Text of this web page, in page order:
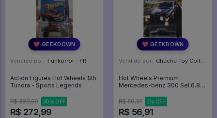
💖 GEEKDOWN
Vendido por: Funkorror - PR
Action Figures Hot Wheels $th
Tundra - Sports Legends
R$ 389,99 30% OFF
R$ 272,99
💖 GEEKDOWN
Vendido por: Chuchu Toy Collection - SP
Hot Wheels Premium
Mercedes-benz 300 Sel 6.8
R$ 59,91
5% OFF
R$ 56,91